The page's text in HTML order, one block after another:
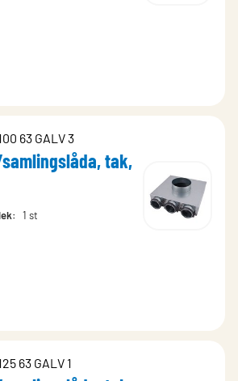
63 GALV 3
tak,
:
1 st
63 GALV 1